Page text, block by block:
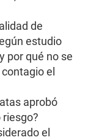
de
estudio
por qué no se
el
aprobó
riesgo?
el